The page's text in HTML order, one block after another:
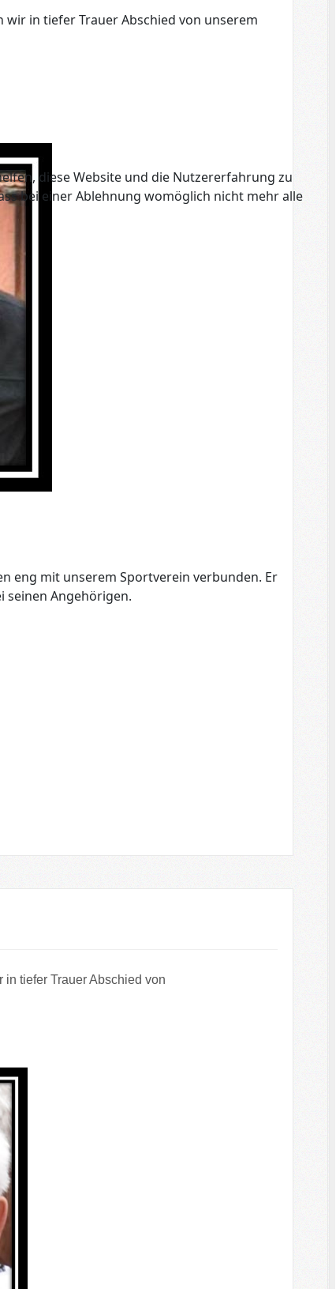
wir in tiefer Trauer Abschied von unserem
eng mit unserem Sportverein verbunden. Er
seinen Angehörigen.
tiefer Trauer Abschied von
diese Website und die Nutzererfahrung zu
bei einer Ablehnung womöglich nicht mehr alle